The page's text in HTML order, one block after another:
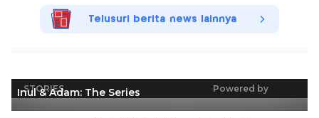
Telusuri berita news lainnya